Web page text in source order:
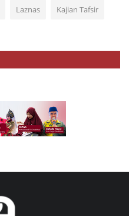
Laznas Kajian Tafsir